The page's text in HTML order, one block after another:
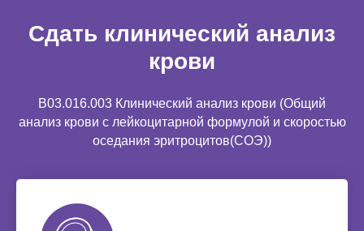
Сдать клинический анализ
крови
B03.016.003 Клинический анализ крови (Общий
анализ крови с лейкоцитарной формулой и скоростью
оседания эритроцитов(СОЭ))